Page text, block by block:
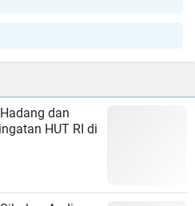
dan
HUT RI di